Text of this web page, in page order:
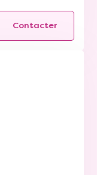
Contacter